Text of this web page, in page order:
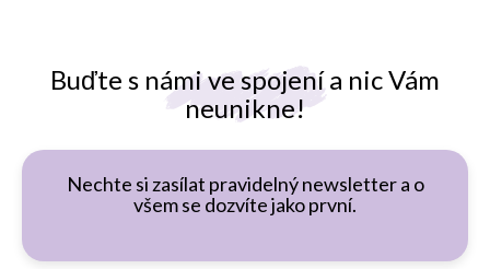
Buďte s námi ve spojení a nic Vám
neunikne!
Nechte si zasílat pravidelný newsletter a o
všem se dozvíte jako první.